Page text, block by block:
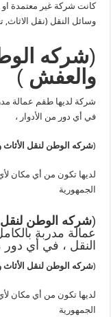
كانت شركة غير معتمدة
وسائل النقل (نقل الاثاث,
(شركه
والعفش )
شركة لديها طقم عمالة
في أي دور من الأدوار ،
(شركه الوطن لنقل
لديها تكون من أي مكان
الجمهورية
(شركه الوطن لنقل
عمالة مدربة
النقل ، في أي دور
(شركه الوطن لنقل
لديها تكون من أي مكان
الجمهورية